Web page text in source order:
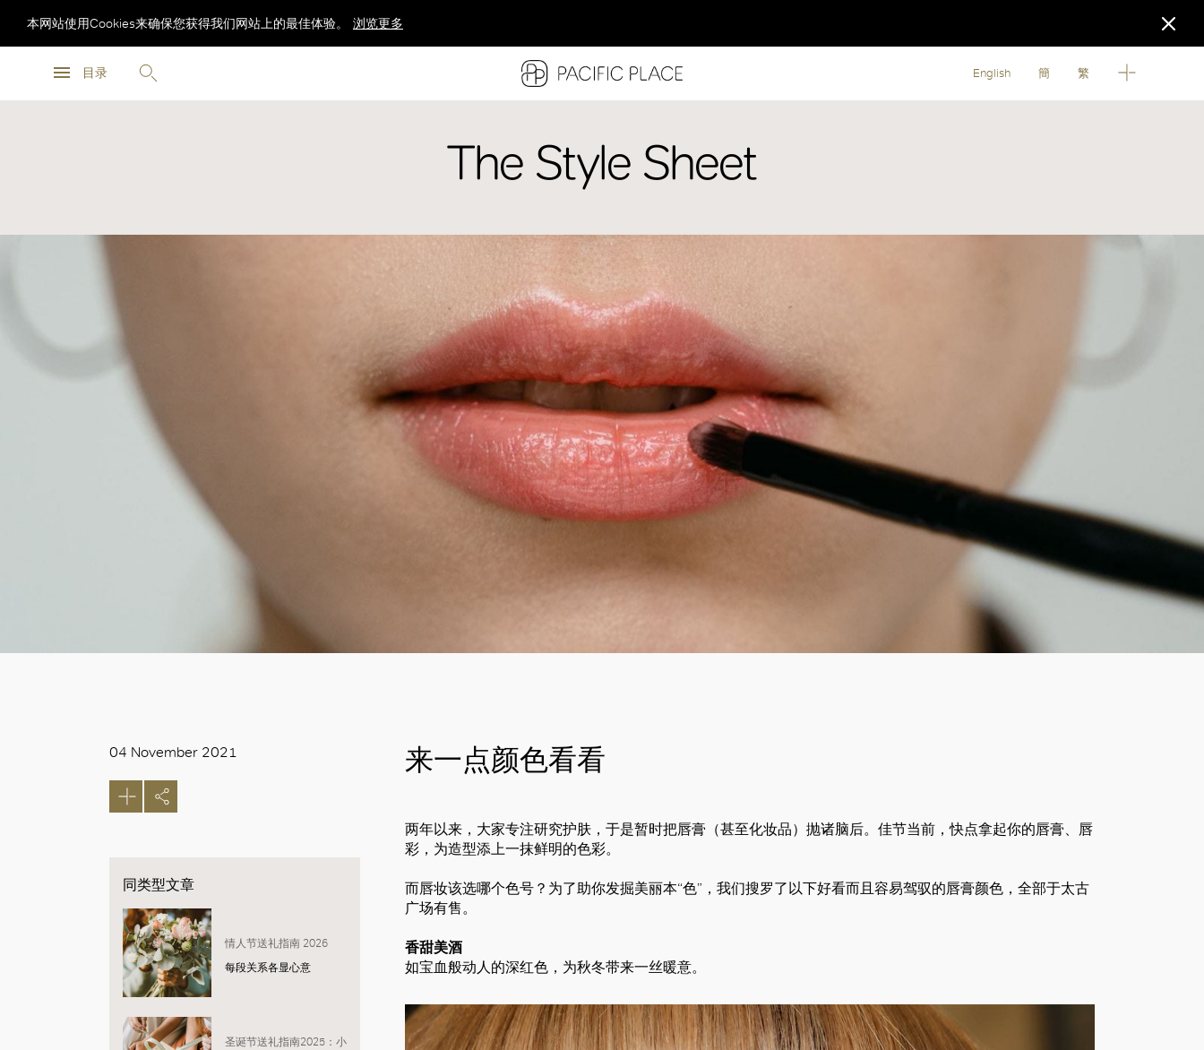
目录
本网站使用Cookies来确保您获得我们网站上的最佳体验。 浏览更多
English 簡 繁
The Style Sheet
04 November 2021
同类型文章
情人节送礼指南 2026
每段关系各显心意
圣诞节送礼指南2025：小
来一点颜色看看
两年以来，大家专注研究护肤，于是暂时把唇膏（甚至化妆品）抛诸脑后。佳节当前，快点拿起你的唇膏、唇
彩，为造型添上一抹鲜明的色彩。
而唇妆该选哪个色号？为了助你发掘美丽本“色”，我们搜罗了以下好看而且容易驾驭的唇膏颜色，全部于太古
广场有售。
香甜美酒
如宝血般动人的深红色，为秋冬带来一丝暖意。